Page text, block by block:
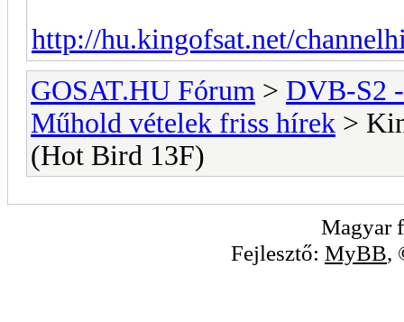
http://hu.kingofsat.net/
GOSAT.HU Fórum > DVB-S2
Műhold vételek friss hírek >
(Hot Bird 13F)
Magyar
Fejlesztő: MyBB,